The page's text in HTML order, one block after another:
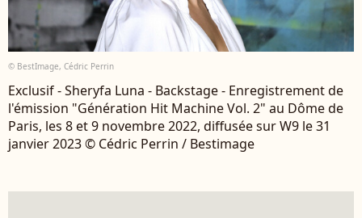
© BestImage, Cédric Perrin
Exclusif - Sheryfa Luna - Backstage - Enregistrement de
l'émission "Génération Hit Machine Vol. 2" au Dôme de
Paris, les 8 et 9 novembre 2022, diffusée sur W9 le 31
janvier 2023 © Cédric Perrin / Bestimage